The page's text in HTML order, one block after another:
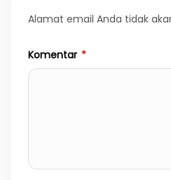
Alamat email Anda tidak
Komentar *